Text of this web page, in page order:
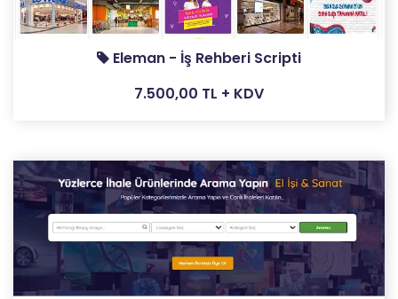
Eleman - İş Rehberi Scripti
7.500,00 TL + KDV